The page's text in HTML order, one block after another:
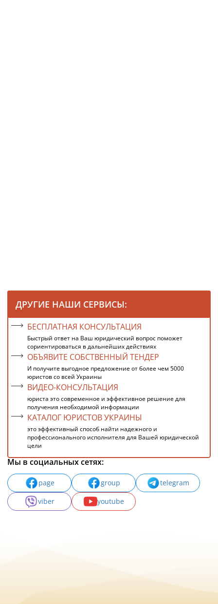
ДРУГИЕ НАШИ СЕРВИСЫ:
БЕСПЛАТНАЯ КОНСУЛЬТАЦИЯ
Быстрый ответ на Ваш юридический вопрос поможет
сориентироваться в дальнейших действиях
ОБЪЯВИТЕ СОБСТВЕННЫЙ ТЕНДЕР
И получите выгодное предложение от более чем 5000
юристов со всей Украины
ВИДЕО-КОНСУЛЬТАЦИЯ
юриста это современное и эффективное решение для
получения необходимой информации
КАТАЛОГ ЮРИСТОВ УКРАИНЫ
это эффективный способ найти надежного и
профессионального исполнителя для Вашей юридической
цели
Мы в социальных сетях:
page group
telegram
viber
youtube